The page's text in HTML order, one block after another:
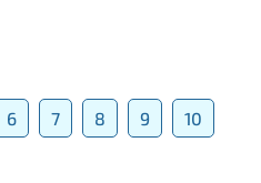
6 7 8 9 10